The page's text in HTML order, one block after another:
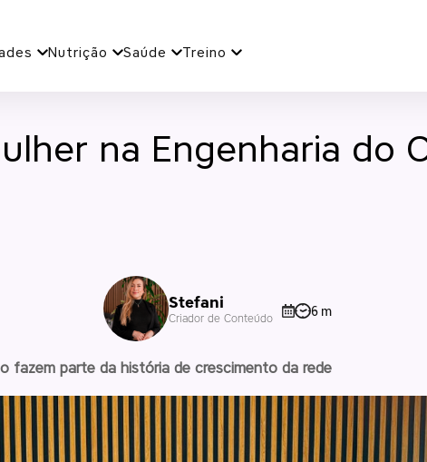
Nutrição Saúde Treino
na Engenharia do
Stefani
Criador de Conteúdo 6 m
fazem parte da história de crescimento da rede